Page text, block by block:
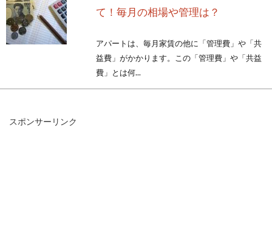
て！毎月の相場や管理は？
アパートは、毎月家賃の他に「管理費」や「共
益費」がかかります。この「管理費」や「共益
費」とは何...
スポンサーリンク